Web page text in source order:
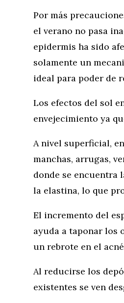
Por más
el verano no pasa
epidermis ha sido
solamente un
ideal para poder de
Los efectos del sol
envejecimiento ya
A nivel superficial,
manchas, arrugas,
donde se encuentra
la elastina, lo que
El incremento del
ayuda a taponar los
un rebrote en el
Al reducirse los
existentes se ven